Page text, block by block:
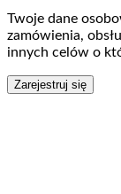
Twoje dane
zamówienia,
innych celów o
Zarejestruj się